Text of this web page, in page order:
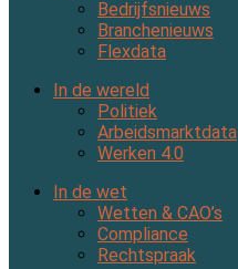
Bedrijfsnieuws
Branchenieuws
Flexdata
In de wereld
Politiek
Arbeidsmarktdata
Werken 4.0
In de wet
Wetten & CAO’s
Compliance
Rechtspraak